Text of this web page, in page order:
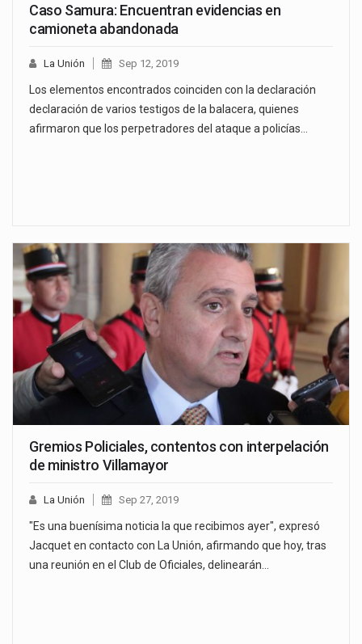
Caso Samura: Encuentran evidencias en
camioneta abandonada
La Unión Sep 12, 2019
Los elementos encontrados coinciden con la declaración
declaración de varios testigos de la balacera, quienes
afirmaron que los perpetradores del ataque a policías…
Gremios Policiales, contentos con interpelación
de ministro Villamayor
La Unión Sep 27, 2019
"Es una buenísima noticia la que recibimos ayer", expresó
Jacquet en contacto con La Unión, afirmando que hoy, tras
una reunión en el Club de Oficiales, delinearán…